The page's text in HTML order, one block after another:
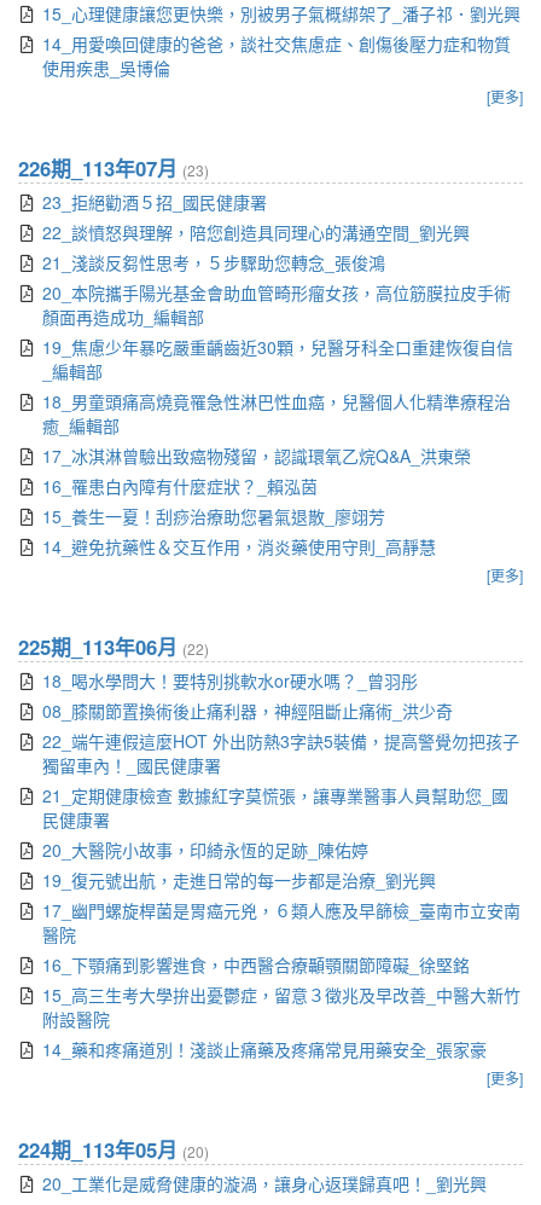
15_心理健康讓您更快樂，別被男子氣概綁架了_潘子祁．劉光興
14_用愛喚回健康的爸爸，談社交焦慮症、創傷後壓力症和物質
使用疾患_吳博倫
[更多]
226期_113年07月 (23)
23_拒絕勸酒５招_國民健康署
22_談憤怒與理解，陪您創造具同理心的溝通空間_劉光興
21_淺談反芻性思考，５步驟助您轉念_張俊鴻
20_本院攜手陽光基金會助血管畸形瘤女孩，高位筋膜拉皮手術
顏面再造成功_編輯部
19_焦慮少年暴吃嚴重齲齒近30顆，兒醫牙科全口重建恢復自信
_編輯部
18_男童頭痛高燒竟罹急性淋巴性血癌，兒醫個人化精準療程治
癒_編輯部
17_冰淇淋曾驗出致癌物殘留，認識環氧乙烷Q&A_洪東榮
16_罹患白內障有什麼症狀？_賴泓茵
15_養生一夏！刮痧治療助您暑氣退散_廖翊芳
14_避免抗藥性＆交互作用，消炎藥使用守則_高靜慧
[更多]
225期_113年06月 (22)
18_喝水學問大！要特別挑軟水or硬水嗎？_曾羽彤
08_膝關節置換術後止痛利器，神經阻斷止痛術_洪少奇
22_端午連假這麼HOT 外出防熱3字訣5裝備，提高警覺勿把孩子
獨留車內！_國民健康署
21_定期健康檢查 數據紅字莫慌張，讓專業醫事人員幫助您_國
民健康署
20_大醫院小故事，印綺永恆的足跡_陳佑婷
19_復元號出航，走進日常的每一步都是治療_劉光興
17_幽門螺旋桿菌是胃癌元兇，６類人應及早篩檢_臺南市立安南
醫院
16_下顎痛到影響進食，中西醫合療顳顎關節障礙_徐堅銘
15_高三生考大學拚出憂鬱症，留意３徵兆及早改善_中醫大新竹
附設醫院
14_藥和疼痛道別！淺談止痛藥及疼痛常見用藥安全_張家豪
[更多]
224期_113年05月 (20)
20_工業化是威脅健康的漩渦，讓身心返璞歸真吧！_劉光興